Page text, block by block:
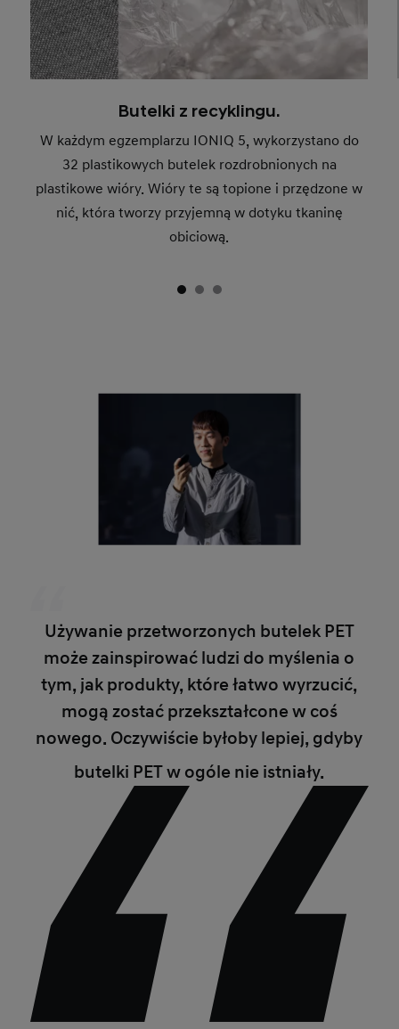
Butelki z recyklingu.
W każdym egzemplarzu IONIQ 5, wykorzystano do
32 plastikowych butelek rozdrobnionych na
plastikowe wióry. Wióry te są topione i przędzone w
nić, która tworzy przyjemną w dotyku tkaninę
obiciową.
Używanie przetworzonych butelek PET
może zainspirować ludzi do myślenia o
tym, jak produkty, które łatwo wyrzucić,
mogą zostać przekształcone w coś
nowego. Oczywiście byłoby lepiej, gdyby
butelki PET w ogóle nie istniały.